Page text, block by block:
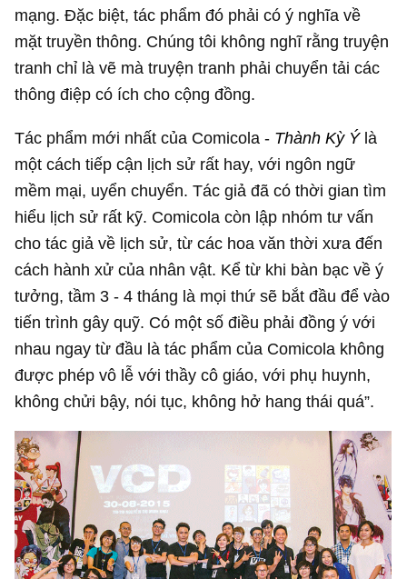
mạng. Đặc biệt, tác phẩm đó phải có ý nghĩa về
mặt truyền thông. Chúng tôi không nghĩ rằng truyện
tranh chỉ là vẽ mà truyện tranh phải chuyển tải các
thông điệp có ích cho cộng đồng.
Tác phẩm mới nhất của Comicola - Thành Kỳ Ýlà
một cách tiếp cận lịch sử rất hay, với ngôn ngữ
mềm mại, uyển chuyển. Tác giả đã có thời gian tìm
hiểu lịch sử rất kỹ. Comicola còn lập nhóm tư vấn
cho tác giả về lịch sử, từ các hoa văn thời xưa đến
cách hành xử của nhân vật. Kể từ khi bàn bạc về ý
tưởng, tầm 3 - 4 tháng là mọi thứ sẽ bắt đầu để vào
tiến trình gây quỹ. Có một số điều phải đồng ý với
nhau ngay từ đầu là tác phẩm của Comicola không
được phép vô lễ với thầy cô giáo, với phụ huynh,
không chửi bậy, nói tục, không hở hang thái quá”.